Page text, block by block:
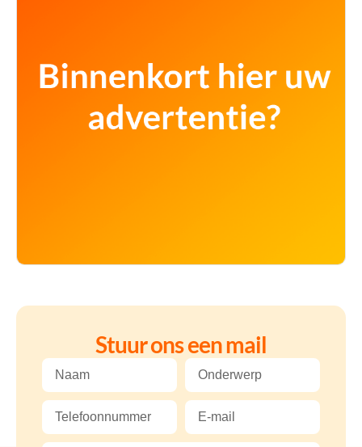
Stuur ons een mail